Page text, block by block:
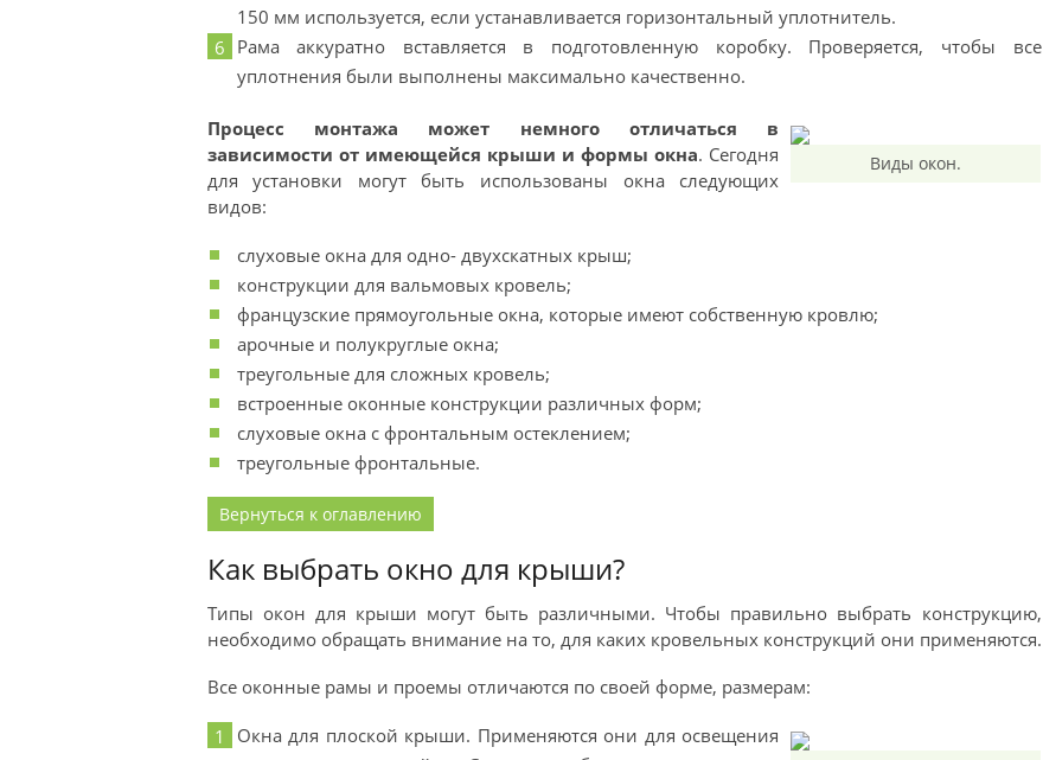
150 мм используется, если устанавливается горизонтальный уплотнитель.
Рама аккуратно вставляется в подготовленную коробку. Проверяется, чтобы все
уплотнения были выполнены максимально качественно.
Виды окон.
Процесс монтажа может немного отличаться в
зависимости от имеющейся крыши и формы окна. Сегодня
для установки могут быть использованы окна следующих
видов:
слуховые окна для одно- двухскатных крыш;
конструкции для вальмовых кровель;
французские прямоугольные окна, которые имеют собственную кровлю;
арочные и полукруглые окна;
треугольные для сложных кровель;
встроенные оконные конструкции различных форм;
слуховые окна с фронтальным остеклением;
треугольные фронтальные.
Вернуться к оглавлению
Как выбрать окно для крыши?
Типы окон для крыши могут быть различными. Чтобы правильно выбрать конструкцию,
необходимо обращать внимание на то, для каких кровельных конструкций они применяются.
Все оконные рамы и проемы отличаются по своей форме, размерам:
Окна для плоской крыши. Применяются они для освещения